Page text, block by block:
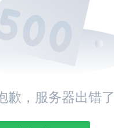
歉，服务器出错了